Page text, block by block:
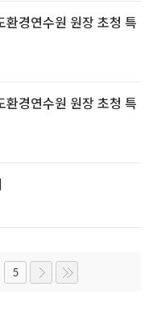
경연수원 원장 초청 특
경연수원 원장 초청 특
5